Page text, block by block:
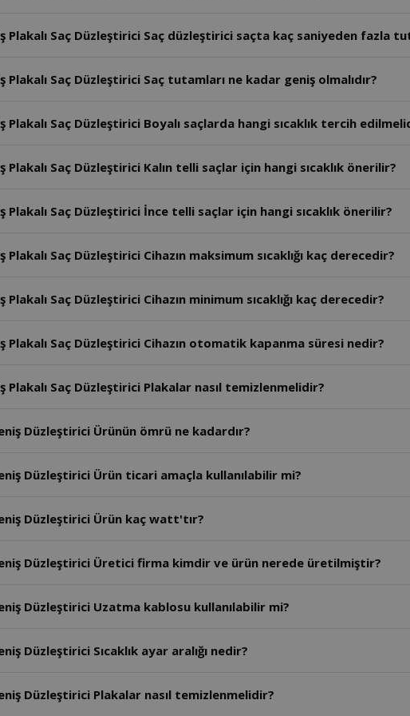
Plakalı Saç Düzleştirici Saç düzleştirici saçta kaç saniyeden fazla
Plakalı Saç Düzleştirici Saç tutamları ne kadar geniş olmalıdır?
Plakalı Saç Düzleştirici Boyalı saçlarda hangi sıcaklık tercih
Plakalı Saç Düzleştirici Kalın telli saçlar için hangi sıcaklık önerilir?
Plakalı Saç Düzleştirici İnce telli saçlar için hangi sıcaklık önerilir?
Saç Düzleştirici Cihazın maksimum sıcaklığı kaç derecedir?
Saç Düzleştirici Cihazın minimum sıcaklığı kaç derecedir?
Plakalı Saç Düzleştirici Cihazın otomatik kapanma süresi nedir?
Plakalı Saç Düzleştirici Plakalar nasıl temizlenmelidir?
Düzleştirici Ürünün ömrü ne kadardır?
Düzleştirici Ürün ticari amaçla kullanılabilir mi?
Düzleştirici Ürün kaç watt'tır?
Düzleştirici Üretici firma kimdir ve ürün nerede üretilmiştir?
Düzleştirici Uzatma kablosu kullanılabilir mi?
Düzleştirici Sıcaklık ayar aralığı nedir?
Düzleştirici Plakalar nasıl temizlenmelidir?